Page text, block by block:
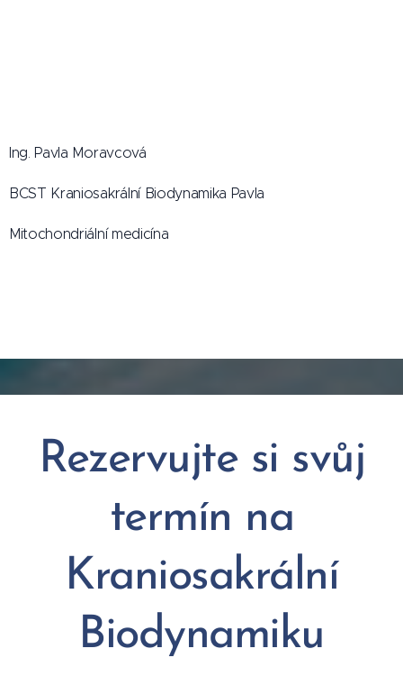
Ing. Pavla Moravcová
BCST Kraniosakrální Biodynamika Pavla
Mitochondriální medicína
Rezervujte si svůj
termín na
Kraniosakrální
Biodynamiku